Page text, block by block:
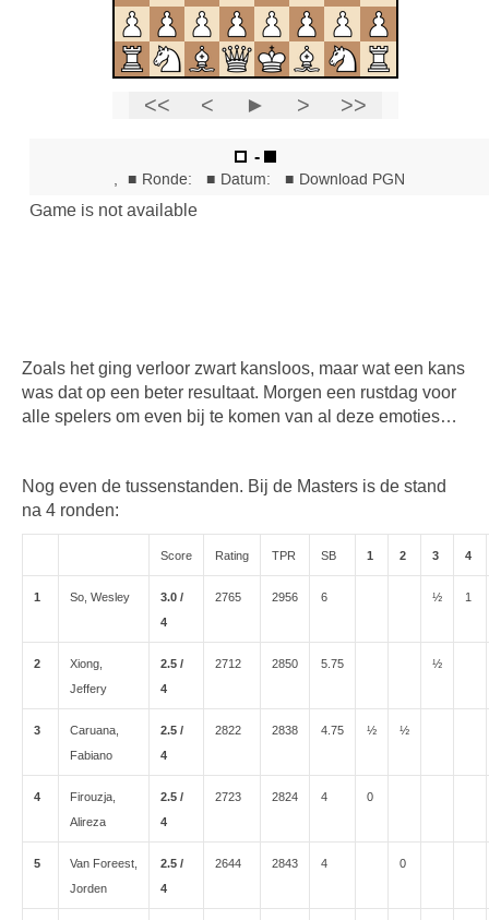
Zoals het ging verloor zwart kansloos, maar wat een kans
was dat op een beter resultaat. Morgen een rustdag voor
alle spelers om even bij te komen van al deze emoties…
Nog even de tussenstanden. Bij de Masters is de stand
na 4 ronden:
Score Rating TPR SB 1 2 3 4
1 So, Wesley
3.0 /
4
2765 2956 6 ½ 1
2
Xiong,
Jeffery
2.5 /
4
2712 2850 5.75 ½
3
Caruana,
Fabiano
2.5 /
4
2822 2838 4.75 ½ ½
4
Firouzja,
Alireza
2.5 /
4
2723 2824 4 0
5
Van Foreest,
Jorden
2.5 /
4
2644 2843 4 0